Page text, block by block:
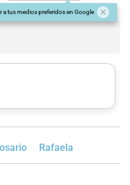
a tus medios preferidos en Google
Rafaela